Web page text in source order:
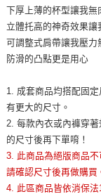
下厚上薄的杯型讓我無
立體托高的神奇效果讓
可調整式肩帶讓我壓力
防滑的凸點更是用心
1. 成套商品均搭配固
有更大的尺寸。
2. 每款內衣或內褲穿
的尺寸後再下單唷！
3. 此商品為絕版商品
請確認尺寸後再做購買
4. 此區商品皆依消保